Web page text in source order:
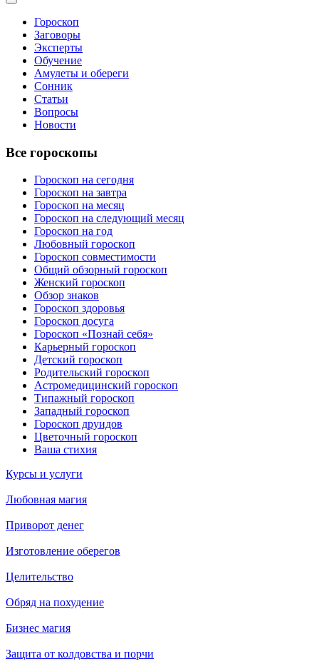
Гороскоп
Заговоры
Эксперты
Обучение
Амулеты и обереги
Сонник
Статьи
Вопросы
Новости
Все гороскопы
Гороскоп на сегодня
Гороскоп на завтра
Гороскоп на месяц
Гороскоп на следующий месяц
Гороскоп на год
Любовный гороскоп
Гороскоп совместимости
Общий обзорный гороскоп
Женский гороскоп
Обзор знаков
Гороскоп здоровья
Гороскоп досуга
Гороскоп «Познай себя»
Карьерный гороскоп
Детский гороскоп
Родительский гороскоп
Астромедицинский гороскоп
Типажный гороскоп
Западный гороскоп
Гороскоп друидов
Цветочный гороскоп
Ваша стихия
Курсы и услуги
Любовная магия
Приворот денег
Изготовление оберегов
Целительство
Обряд на похудение
Бизнес магия
Защита от колдовства и порчи